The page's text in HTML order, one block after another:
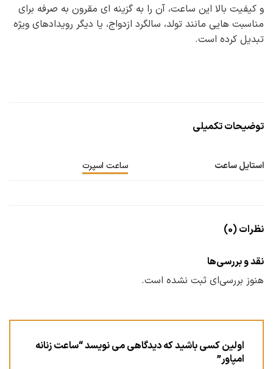
و کیفیت بالا این ساعت، آن را به گزینه ای مقرون به صرفه برای
مناسبت هایی مانند تولد، سالگرد ازدواج، یا دیگر رویدادهای ویژه
تبدیل کرده است.
توضیحات تکمیلی
استایل ساعت ساعت اسپرت
نظرات (0)
نقد و بررسی‌ها
هنوز بررسی‌ای ثبت نشده است.
اولین کسی باشید که دیدگاهی می نویسد “ساعت زنانه
امپاور”